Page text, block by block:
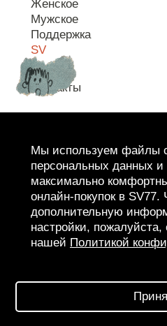
Женское
Мужское
Поддержка
SV
Контакты
SV
Мы используем файлы
персональных данных и
максимально
онлайн-покупок в SV77.
дополнительную
настройки, пожалуйста,
нашей Политикой